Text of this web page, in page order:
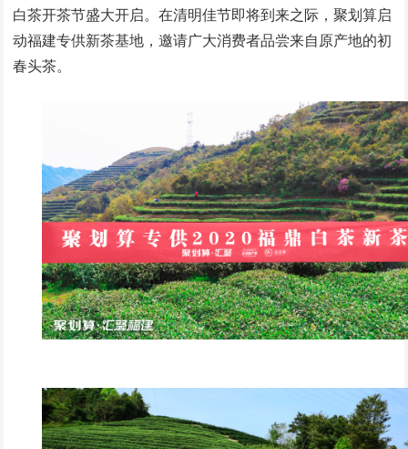
白茶开茶节盛大开启。在清明佳节即将到来之际，聚划算启
动福建专供新茶基地，邀请广大消费者品尝来自原产地的初
春头茶。